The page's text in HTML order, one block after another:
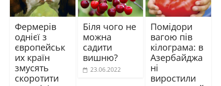
Фермерів
однієї з
європейськ
их країн
змусять
скоротити
Біля чого не
можна
садити
вишню?
23.06.2022
Помідори
вагою пів
кілограма: в
Азербайджа
ні
виростили